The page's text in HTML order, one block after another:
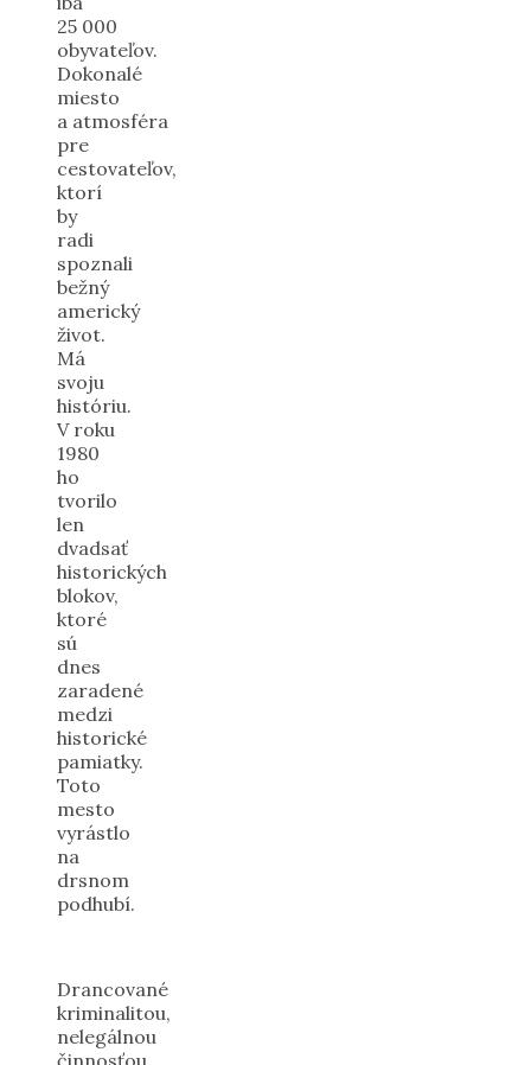
25 000
obyvateľov.
Dokonalé
miesto
a atmosféra
pre
cestovateľov,
ktorí
by
radi
spoznali
bežný
americký
život.
Má
svoju
históriu.
V roku
1980
ho
tvorilo
len
dvadsať
historických
blokov,
ktoré
sú
dnes
zaradené
medzi
historické
pamiatky.
Toto
mesto
vyrástlo
na
drsnom
podhubí.
Drancované
kriminalitou,
nelegálnou
činnosťou,